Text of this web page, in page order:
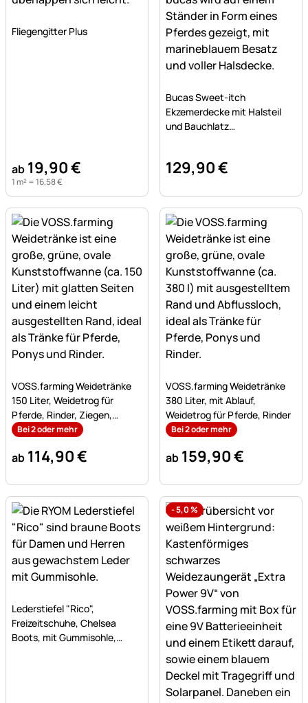
Noch keine Bewertungen abgegeben
Fliegengitter Plus
ab 19,90€
1 m² =16,58€
Bucas Sweet-itch
Ekzemerdecke mit Halsteil
und Bauchlatz
129,90€
VOSS.farming Weidetränke
150 Liter, Weidetrog für
Pferde, Rinder, Ziegen,
Schafe
Bei 2 oder mehr
ab 114,90€
VOSS.farming Weidetränke
380 Liter, mit Ablauf,
Weidetrog für Pferde, Rinder
Bei 2 oder mehr
ab 159,90€
Noch keine Bewertungen abgegeben
Lederstiefel "Rico",
Freizeitschuhe, Chelsea
Boots, mit Gummisohle,
-5,0%